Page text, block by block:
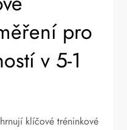
pro
v 5-1
klíčové tréninkové